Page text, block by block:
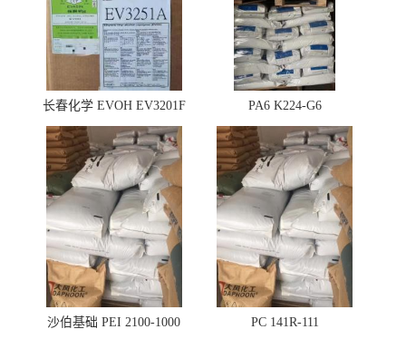
长春化学 EVOH EV3201F PA6 K224-G6
沙伯基础 PEI 2100-1000 PC 141R-111